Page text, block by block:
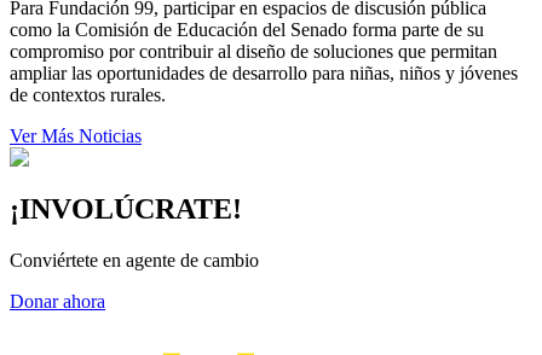
Para Fundación 99, participar en espacios de discusión pública
como la Comisión de Educación del Senado forma parte de su
compromiso por contribuir al diseño de soluciones que permitan
ampliar las oportunidades de desarrollo para niñas, niños y jóvenes
de contextos rurales.
Ver Más Noticias
¡INVOLÚCRATE!
Conviértete en agente de cambio
Donar ahora